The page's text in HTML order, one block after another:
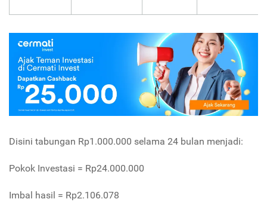
Disini tabungan Rp1.000.000 selama 24 bulan menjadi:
Pokok Investasi = Rp24.000.000
Imbal hasil = Rp2.106.078